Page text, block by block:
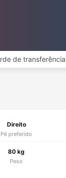
de transferência
Direito
Pé preferido
80 kg
Peso